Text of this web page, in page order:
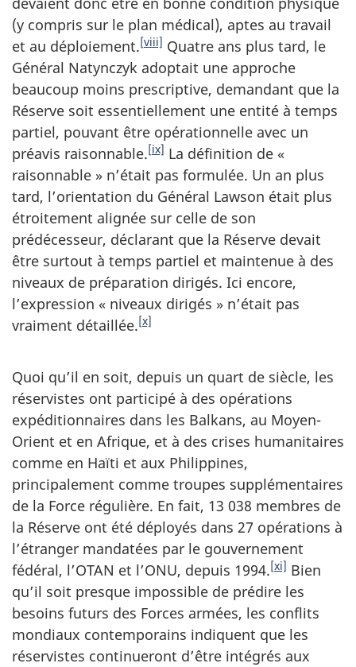
(y compris sur le plan médical), aptes au travail
et au déploiement.[viii] Quatre ans plus tard, le
Général Natynczyk adoptait une approche
beaucoup moins prescriptive, demandant que la
Réserve soit essentiellement une entité à temps
partiel, pouvant être opérationnelle avec un
préavis raisonnable.[ix] La définition de «
raisonnable » n’était pas formulée. Un an plus
tard, l’orientation du Général Lawson était plus
étroitement alignée sur celle de son
prédécesseur, déclarant que la Réserve devait
être surtout à temps partiel et maintenue à des
niveaux de préparation dirigés. Ici encore,
l’expression « niveaux dirigés » n’était pas
vraiment détaillée.[x]
Quoi qu’il en soit, depuis un quart de siècle, les
réservistes ont participé à des opérations
expéditionnaires dans les Balkans, au Moyen-
Orient et en Afrique, et à des crises humanitaires
comme en Haïti et aux Philippines,
principalement comme troupes supplémentaires
de la Force régulière. En fait, 13 038 membres de
la Réserve ont été déployés dans 27 opérations à
l’étranger mandatées par le gouvernement
fédéral, l’OTAN et l’ONU, depuis 1994.[xi] Bien
qu’il soit presque impossible de prédire les
besoins futurs des Forces armées, les conflits
mondiaux contemporains indiquent que les
réservistes continueront d’être intégrés aux